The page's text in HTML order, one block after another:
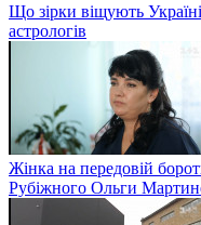
Що зірки віщують
астрологів
Жінка на передовій
Рубіжного Ольги